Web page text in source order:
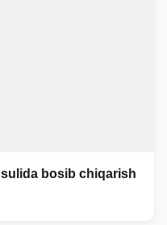
bosib chiqarish